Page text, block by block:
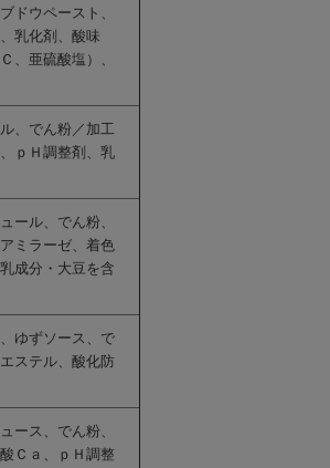
ドウペースト、
乳化剤、酸味
、亜硫酸塩）、
、でん粉／加工
ｐＨ調整剤、乳
ール、でん粉、
ミラーゼ、着色
成分・大豆を含
ゆずソース、で
ステル、酸化防
ース、でん粉、
Ｃａ、ｐＨ調整